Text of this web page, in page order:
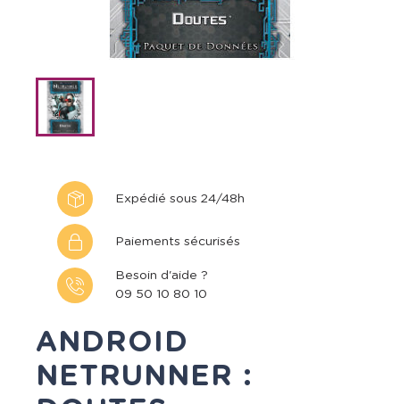
Expédié sous 24/48h
Paiements sécurisés
Besoin d'aide ?
09 50 10 80 10
ANDROID
NETRUNNER :